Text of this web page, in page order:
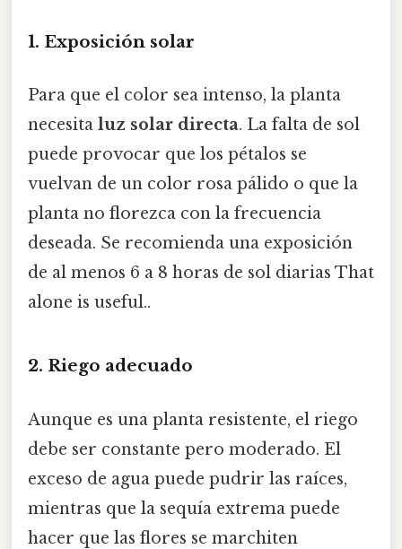
1. Exposición solar
Para que el color sea intenso, la planta
necesita luz solar directa. La falta de sol
puede provocar que los pétalos se
vuelvan de un color rosa pálido o que la
planta no florezca con la frecuencia
deseada. Se recomienda una exposición
de al menos 6 a 8 horas de sol diarias That
alone is useful..
2. Riego adecuado
Aunque es una planta resistente, el riego
debe ser constante pero moderado. El
exceso de agua puede pudrir las raíces,
mientras que la sequía extrema puede
hacer que las flores se marchiten